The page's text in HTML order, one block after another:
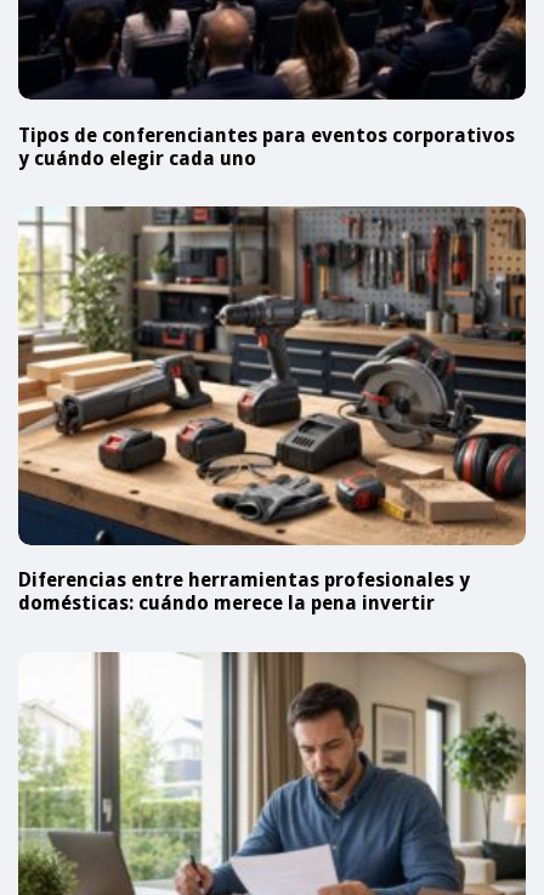
Tipos de conferenciantes para eventos corporativos
y cuándo elegir cada uno
Diferencias entre herramientas profesionales y
domésticas: cuándo merece la pena invertir